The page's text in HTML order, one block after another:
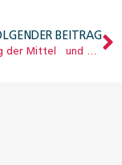
BEITRAG
Bezeichnung der Mittel und Gegenstände in der OKP